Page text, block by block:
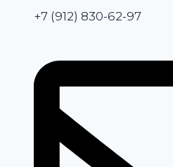
+7 (912) 830-62-97